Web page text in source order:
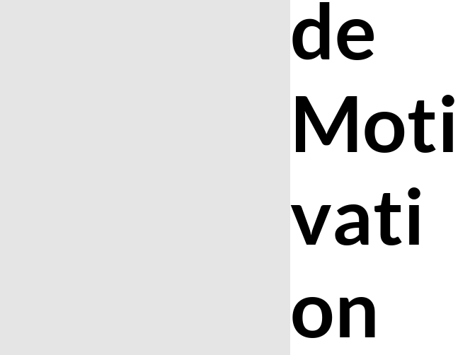
de
Moti
vati
on